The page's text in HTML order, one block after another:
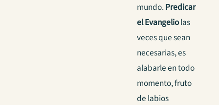
mundo. Predicar
el Evangeliolas
veces que sean
necesarias, es
alabarle en todo
momento, fruto
de labios